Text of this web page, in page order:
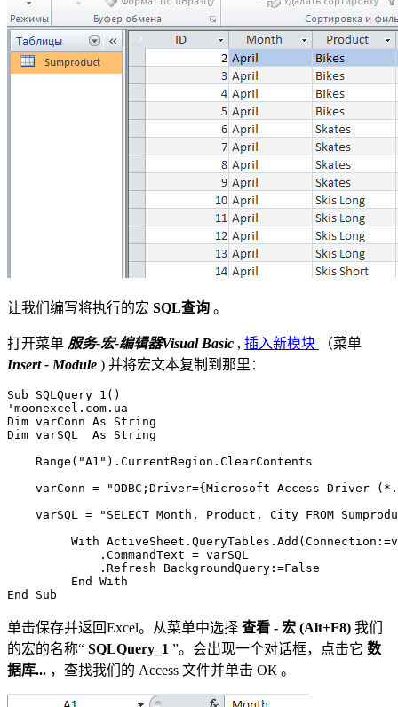
让我们编写将执行的宏 SQL查询 。
打开菜单 服务-宏-编辑器Visual Basic , 插入新模块
（菜单
Insert - Module ) 并将宏文本复制到那里：
Sub SQLQuery_1()
'moonexcel.com.ua
Dim varConn As String
Dim varSQL  As String
    Range("A1").CurrentRegion.ClearContents
varConn = "ODBC;Driver={Microsoft Access Driver
varSQL = "SELECT Month, Product, City FROM
With
             .CommandText = varSQL
             .Refresh BackgroundQuery:=False
         End With
单击保存并返回Excel。从菜单中选择 查看 - 宏 (Alt+F8) 我们
的宏的名称“ SQLQuery_1 ”。会出现一个对话框，点击它 数
据库... ，查找我们的 Access 文件并单击 ОК 。